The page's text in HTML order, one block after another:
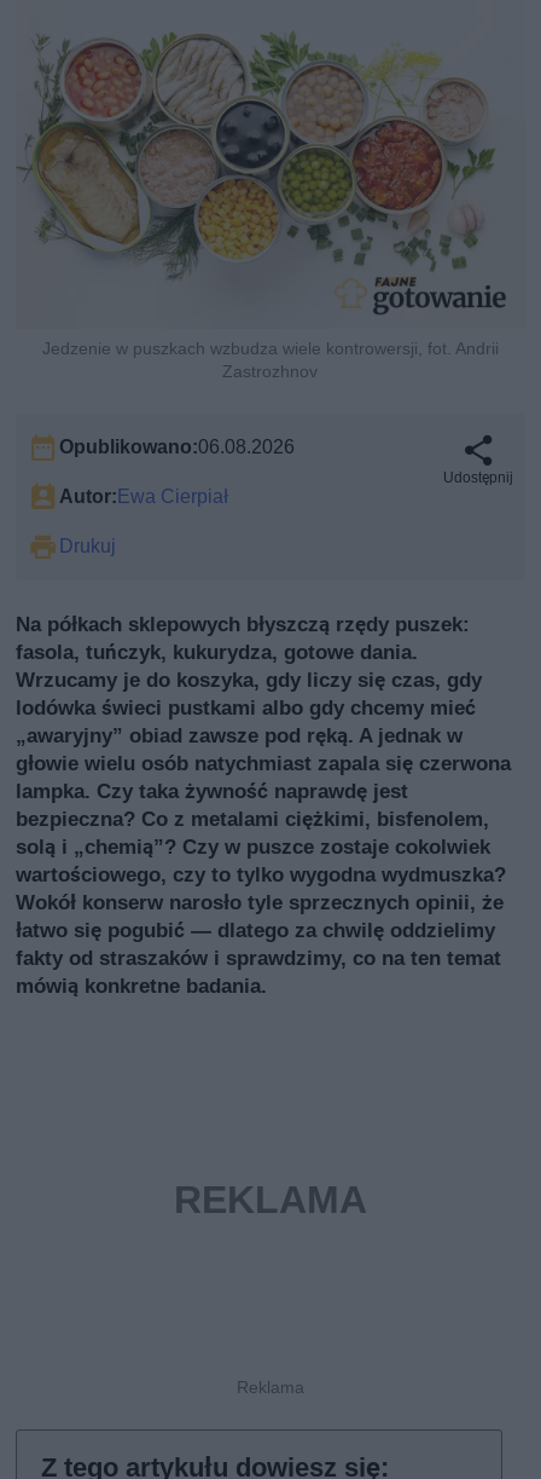
Jedzenie w puszkach wzbudza wiele kontrowersji, fot. Andrii
Zastrozhnov
Opublikowano:06.08.2026
Autor:Ewa Cierpiał
Drukuj
Udostępnij
Na półkach sklepowych błyszczą rzędy puszek:
fasola, tuńczyk, kukurydza, gotowe dania.
Wrzucamy je do koszyka, gdy liczy się czas, gdy
lodówka świeci pustkami albo gdy chcemy mieć
„awaryjny” obiad zawsze pod ręką. A jednak w
głowie wielu osób natychmiast zapala się czerwona
lampka. Czy taka żywność naprawdę jest
bezpieczna? Co z metalami ciężkimi, bisfenolem,
solą i „chemią”? Czy w puszce zostaje cokolwiek
wartościowego, czy to tylko wygodna wydmuszka?
Wokół konserw narosło tyle sprzecznych opinii, że
łatwo się pogubić — dlatego za chwilę oddzielimy
fakty od straszaków i sprawdzimy, co na ten temat
mówią konkretne badania.